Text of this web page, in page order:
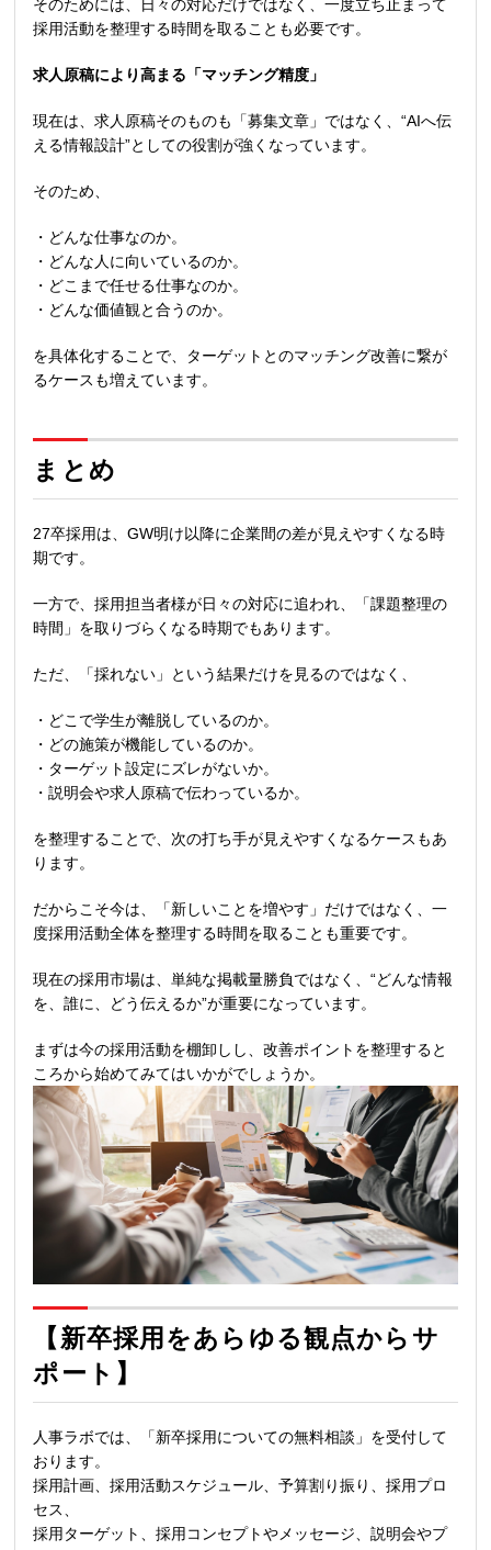
そのためには、日々の対応だけではなく、一度立ち止まって
採用活動を整理する時間を取ることも必要です。
求人原稿により高まる「マッチング精度」
現在は、求人原稿そのものも「募集文章」ではなく、“AIへ伝
える情報設計”としての役割が強くなっています。
そのため、
・どんな仕事なのか。
・どんな人に向いているのか。
・どこまで任せる仕事なのか。
・どんな価値観と合うのか。
を具体化することで、ターゲットとのマッチング改善に繋が
るケースも増えています。
まとめ
27卒採用は、GW明け以降に企業間の差が見えやすくなる時
期です。
一方で、採用担当者様が日々の対応に追われ、「課題整理の
時間」を取りづらくなる時期でもあります。
ただ、「採れない」という結果だけを見るのではなく、
・どこで学生が離脱しているのか。
・どの施策が機能しているのか。
・ターゲット設定にズレがないか。
・説明会や求人原稿で伝わっているか。
を整理することで、次の打ち手が見えやすくなるケースもあ
ります。
だからこそ今は、「新しいことを増やす」だけではなく、一
度採用活動全体を整理する時間を取ることも重要です。
現在の採用市場は、単純な掲載量勝負ではなく、“どんな情報
を、誰に、どう伝えるか”が重要になっています。
まずは今の採用活動を棚卸しし、改善ポイントを整理すると
ころから始めてみてはいかがでしょうか。
【新卒採用をあらゆる観点からサ
ポート】
人事ラボでは、「新卒採用についての無料相談」を受付して
おります。
採用計画、採用活動スケジュール、予算割り振り、採用プロ
セス、
採用ターゲット、採用コンセプトやメッセージ、説明会やプ